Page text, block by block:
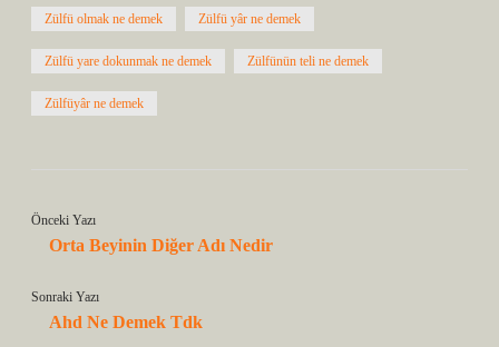
Zülfü olmak ne demek Zülfü yâr ne demek
Zülfü yare dokunmak ne demek Zülfünün teli ne demek
Zülfüyâr ne demek
Önceki Yazı
Orta Beyinin Diğer Adı Nedir
Sonraki Yazı
Ahd Ne Demek Tdk